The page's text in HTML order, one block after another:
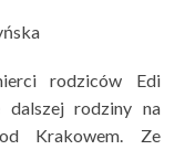
rodziców Edi
rodziny na
Krakowem. Ze